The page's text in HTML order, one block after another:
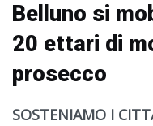
Belluno si
20 ettari di
prosecco
SOSTENIAMO I